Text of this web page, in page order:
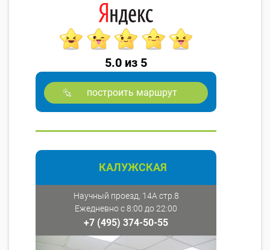
5.0 из 5
построить маршрут
КАЛУЖСКАЯ
Научный проезд, 14А стр.8
Ежедневно с 8:00 до 22:00
+7 (495) 374-50-55